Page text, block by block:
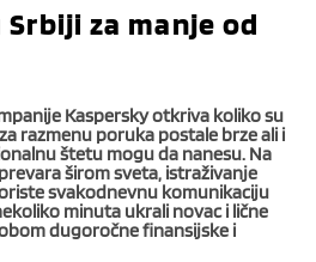
za manje od
Kaspersky otkriva koliko su
razmenu poruka postale brze ali i
štetu mogu da nanesu. Na
širom sveta, istraživanje
svakodnevnu komunikaciju
minuta ukrali novac i lične
dugoročne finansijske i